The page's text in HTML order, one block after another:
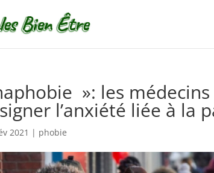
»: les
l’anxiété liée à la
2021 | phobie